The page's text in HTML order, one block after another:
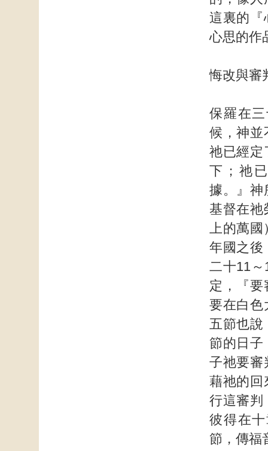
這裏的『
心思的作
悔改與審
保羅在
候，神並
祂已經定
下；祂
據。』神
基督在祂
上的萬國
年國之後
二十11
定，『要
要在白色
五節也說
節的日子
子祂要審
藉祂的回
行這審判
彼得在
節，傳福